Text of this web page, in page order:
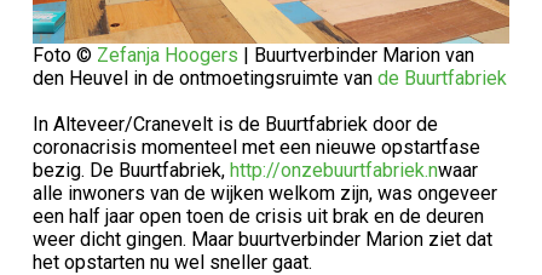
Foto © Zefanja Hoogers | Buurtverbinder Marion van
den Heuvel in de ontmoetingsruimte van de Buurtfabriek
In Alteveer/Cranevelt is de Buurtfabriek door de
coronacrisis momenteel met een nieuwe opstartfase
bezig. De Buurtfabriek, http://onzebuurtfabriek.nwaar
alle inwoners van de wijken welkom zijn, was ongeveer
een half jaar open toen de crisis uit brak en de deuren
weer dicht gingen. Maar buurtverbinder Marion ziet dat
het opstarten nu wel sneller gaat.